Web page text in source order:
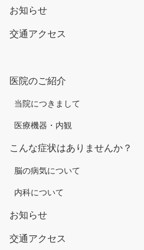
お知らせ
交通アクセス
医院のご紹介
当院につきまして
医療機器・内観
こんな症状はありませんか？
脳の病気について
内科について
お知らせ
交通アクセス